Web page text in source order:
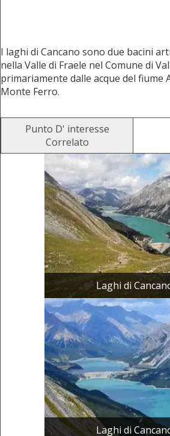
I laghi di Cancano sono due bacini
nella Valle di Fraele nel Comune di
primariamente dalle acque del fiume
Monte Ferro.
Punto D' interesse
Correlato
Laghi di
Laghi di